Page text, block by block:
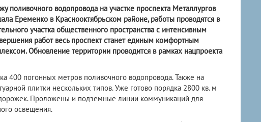
поливочного водопровода на участке проспекта Металлургов
Еременко в Краснооктябрьском районе, работы проводятся в
участка общественного пространства с интенсивным
работ весь проспект станет единым комфортным
Обновление территории проводится в рамках нацпроекта
400 погонных метров поливочного водопровода. Также на
плитки нескольких типов. Уже готово порядка 2800 кв. м
Проложены и подземные линии коммуникаций для
освещения.